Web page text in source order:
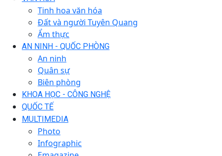
Tinh hoa văn hóa
Đất và người Tuyên Quang
Ẩm thực
AN NINH - QUỐC PHÒNG
An ninh
Quân sự
Biên phòng
KHOA HỌC - CÔNG NGHỆ
QUỐC TẾ
MULTIMEDIA
Photo
Infographic